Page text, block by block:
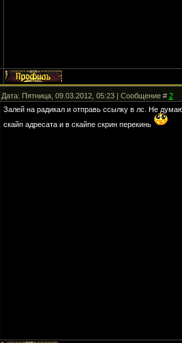
Дата: Пятница, 09.03.2012, 05:23 | Сообщение #2
Залей на радикал и отправь ссылку в лс. Не
скайп адресата и в скайпе скрин перекинь